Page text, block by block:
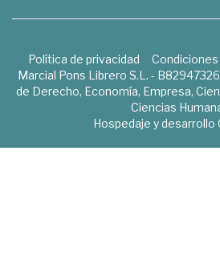
Política de privacidad
Marcial Pons Librero S.L. -
de Derecho, Economía, Empresa,
Ciencias
Hospedaje y desarrollo